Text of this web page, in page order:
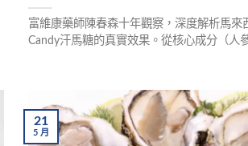
富維康藥師陳春森十年觀察，深度解析馬來
Candy汗馬糖的真實效果。從核心成分（人
21
5月